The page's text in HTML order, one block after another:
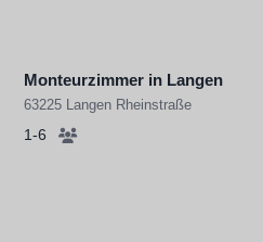
Monteurzimmer in Langen
63225 Langen Rheinstraße
1-6